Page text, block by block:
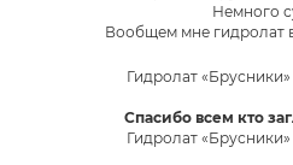
Немного
Вообщем мне гидролат
Спасибо всем кто